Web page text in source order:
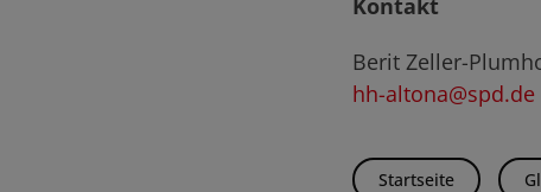
Berit Zeller-
hh-altona@spd.de
Startseite